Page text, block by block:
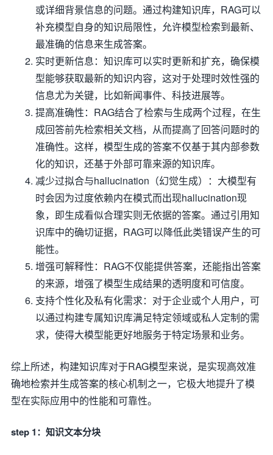
或详细背景信息的问题。通过构建知识库，RAG可以
补充模型自身的知识局限性，允许模型检索到最新、
最准确的信息来生成答案。
实时更新信息：知识库可以实时更新和扩充，确保模
型能够获取最新的知识内容，这对于处理时效性强的
信息尤为关键，比如新闻事件、科技进展等。
提高准确性：RAG结合了检索与生成两个过程，在生
成回答前先检索相关文档，从而提高了回答问题时的
准确性。这样，模型生成的答案不仅基于其内部参数
化的知识，还基于外部可靠来源的知识库。
减少过拟合与hallucination（幻觉生成）：大模型有
时会因为过度依赖内在模式而出现hallucination现
象，即生成看似合理实则无依据的答案。通过引用知
识库中的确切证据，RAG可以降低此类错误产生的可
能性。
增强可解释性：RAG不仅能提供答案，还能指出答案
的来源，增强了模型生成结果的透明度和可信度。
支持个性化及私有化需求：对于企业或个人用户，可
以通过构建专属知识库满足特定领域或私人定制的需
求，使得大模型能更好地服务于特定场景和业务。
综上所述，构建知识库对于RAG模型来说，是实现高效准
确地检索并生成答案的核心机制之一，它极大地提升了模
型在实际应用中的性能和可靠性。
step 1：知识文本分块